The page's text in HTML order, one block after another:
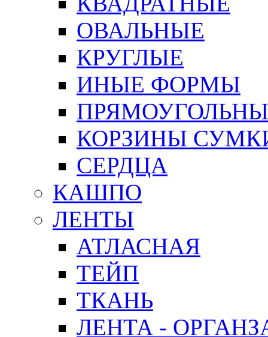
ОВАЛЬНЫЕ
КРУГЛЫЕ
ИНЫЕ ФОРМЫ
КОРЗИНЫ
СЕРДЦА
КАШПО
ЛЕНТЫ
АТЛАСНАЯ
ТЕЙП
ТКАНЬ
ЛЕНТА -